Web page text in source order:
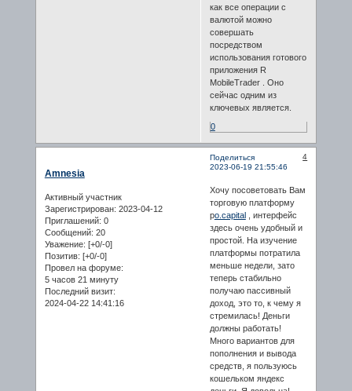
как все операции с
валютой можно
совершать
посредством
использования готового
приложения R
MobileTrader . Оно
сейчас одним из
ключевых является.
0
Поделиться
4
2023-06-19 21:55:46
Amnesia
Активный участник
Зарегистрирован: 2023-04-12
Приглашений: 0
Сообщений: 20
Уважение: [+0/-0]
Позитив: [+0/-0]
Провел на форуме:
5 часов 21 минуту
Последний визит:
2024-04-22 14:41:16
Хочу посоветовать Вам
торговую платформу
po.capital
, интерфейс
здесь очень удобный и
простой. На изучение
платформы потратила
меньше недели, зато
теперь стабильно
получаю пассивный
доход, это то, к чему я
стремилась! Деньги
должны работать!
Много вариантов для
пополнения и вывода
средств, я пользуюсь
кошельком яндекс